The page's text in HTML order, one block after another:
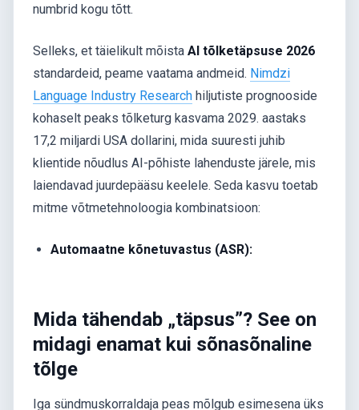
numbrid kogu tõtt.
Selleks, et täielikult mõista AI tõlketäpsuse 2026
standardeid, peame vaatama andmeid. Nimdzi
Language Industry Research hiljutiste prognooside
kohaselt peaks tõlketurg kasvama 2029. aastaks
17,2 miljardi USA dollarini, mida suuresti juhib
klientide nõudlus AI-põhiste lahenduste järele, mis
laiendavad juurdepääsu keelele. Seda kasvu toetab
mitme võtmetehnoloogia kombinatsioon:
Automaatne kõnetuvastus (ASR):
Mida tähendab „täpsus”? See on
midagi enamat kui sõnasõnaline
tõlge
Iga sündmuskorraldaja peas mõlgub esimesena üks